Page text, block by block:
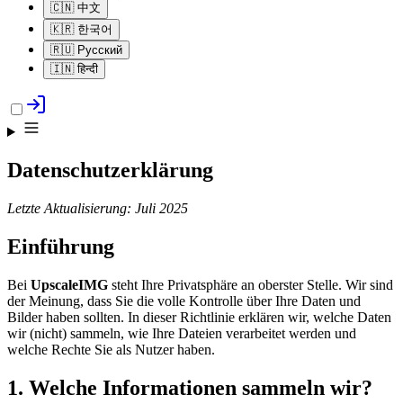
🇨🇳 中文
🇰🇷 한국어
🇷🇺 Русский
🇮🇳 हिन्दी
Datenschutzerklärung
Letzte Aktualisierung: Juli 2025
Einführung
Bei UpscaleIMG steht Ihre Privatsphäre an oberster Stelle. Wir sind
der Meinung, dass Sie die volle Kontrolle über Ihre Daten und
Bilder haben sollten. In dieser Richtlinie erklären wir, welche Daten
wir (nicht) sammeln, wie Ihre Dateien verarbeitet werden und
welche Rechte Sie als Nutzer haben.
1. Welche Informationen sammeln wir?